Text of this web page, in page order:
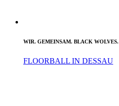
WIR. GEMEINSAM. BLACK WOLVES.
FLOORBALL IN DESSAU